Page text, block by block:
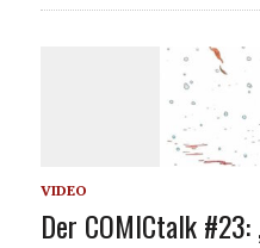
VIDEO
Der COMICtalk